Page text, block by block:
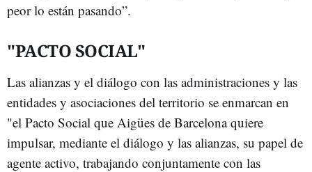
peor lo están pasando”.
"PACTO SOCIAL"
Las alianzas y el diálogo con las administraciones y las
entidades y asociaciones del territorio se enmarcan en
"el Pacto Social que Aigües de Barcelona quiere
impulsar, mediante el diálogo y las alianzas, su papel de
agente activo, trabajando conjuntamente con las